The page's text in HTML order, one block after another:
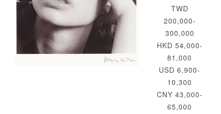
TWD
200,000-
300,000
HKD 54,000-
81,000
USD 6,900-
10,300
CNY 43,000-
65,000